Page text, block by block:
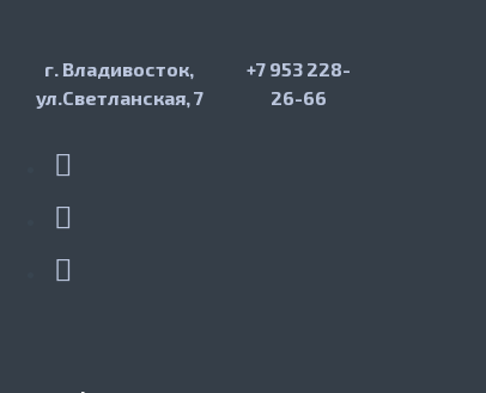
г. Владивосток,
ул.Светланская, 7
+7 953 228-
26-66